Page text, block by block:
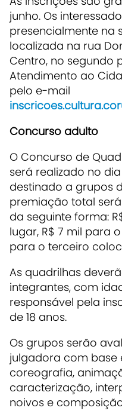
junho. Os
presencialmente na
localizada na rua
Centro, no segundo
Atendimento ao
pelo e-mail
Concurso adulto
O Concurso de
será realizado no
destinado a grupos
premiação total será
da seguinte forma:
lugar, R$ 7 mil para
para o terceiro
As quadrilhas
integrantes, com
responsável pela
de 18 anos.
Os grupos serão
julgadora com base
coreografia,
caracterização,
noivos e